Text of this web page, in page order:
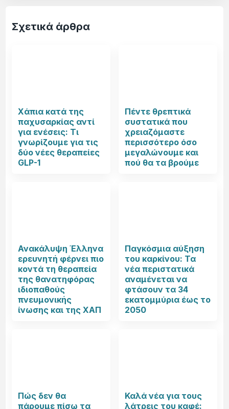
Σχετικά άρθρα
Χάπια κατά της
παχυσαρκίας αντί
για ενέσεις: Τι
γνωρίζουμε για τις
δύο νέες θεραπείες
GLP-1
Πέντε θρεπτικά
συστατικά που
χρειαζόμαστε
περισσότερο όσο
μεγαλώνουμε και
πού θα τα βρούμε
Ανακάλυψη Έλληνα
ερευνητή φέρνει πιο
κοντά τη θεραπεία
της θανατηφόρας
ιδιοπαθούς
πνευμονικής
ίνωσης και της ΧΑΠ
Παγκόσμια αύξηση
του καρκίνου: Τα
νέα περιστατικά
αναμένεται να
φτάσουν τα 34
εκατομμύρια έως το
2050
Πώς δεν θα
πάρουμε πίσω τα
Καλά νέα για τους
λάτρεις του καφέ: